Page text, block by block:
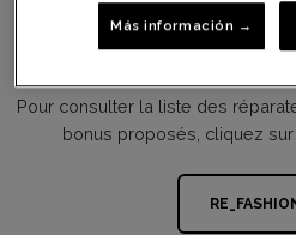
En
Pour consulter la liste des
bonus proposés, cliquez
Más información →